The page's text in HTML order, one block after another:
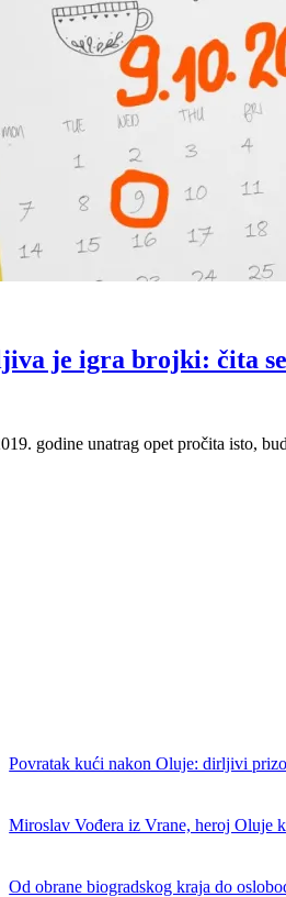
je igra brojki: čita
godine unatrag opet pročita isto,
Povratak kući nakon Oluje: dirljivi
Miroslav Vođera iz Vrane, heroj Oluje
Od obrane biogradskog kraja do